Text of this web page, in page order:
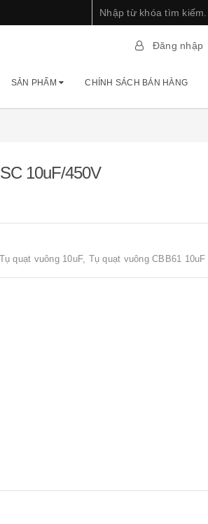
Đăng nhập
SẢN PHẨM CHÍNH SÁCH BÁN HÀNG
10uF/450V
quạt vuông 10uF, Tụ quạt vuông CBB61 10uF